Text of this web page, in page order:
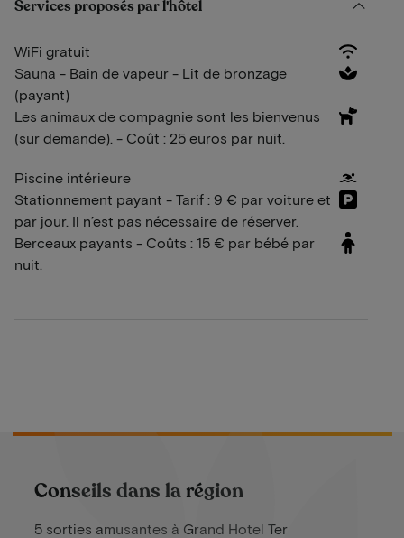
Services proposés par l'hôtel
WiFi gratuit
Sauna - Bain de vapeur - Lit de bronzage
(payant)
Les animaux de compagnie sont les bienvenus
(sur demande). - Coût : 25 euros par nuit.
Piscine intérieure
Stationnement payant - Tarif : 9 € par voiture et
par jour. Il n’est pas nécessaire de réserver.
Berceaux payants - Coûts : 15 € par bébé par
nuit.
Conseils dans la région
5 sorties amusantes à Grand Hotel Ter